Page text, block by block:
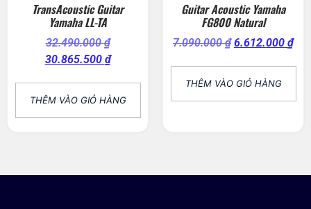
TransAcoustic Guitar
Yamaha LL-TA
32.490.000₫
30.865.500 ₫
THÊM VÀO GIỎ HÀNG
Guitar Acoustic Yamaha
FG800 Natural
7.090.000₫ 6.612.000 ₫
THÊM VÀO GIỎ HÀNG